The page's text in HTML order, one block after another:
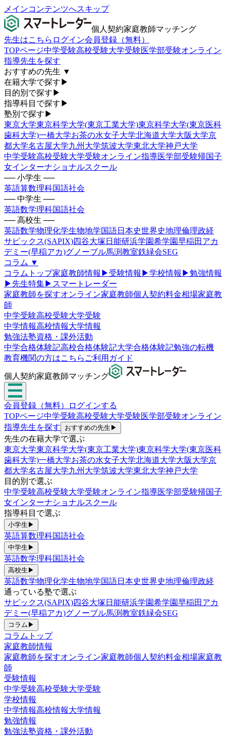
メインコンテンツへスキップ
個人契約家庭教師マッチング
先生はこちら ログイン会員登録（無料）
TOPページ中学受験高校受験大学受験医学部受験オンライン
指導先生を探す
おすすめの先生 ▼
在籍大学で探す ▶
目的別で探す ▶
指導科目で探す ▶
塾別で探す ▶
東京大学東京科学大学(東京工業大学)東京科学大学(東京医科
歯科大学)一橋大学お茶の水女子大学北海道大学大阪大学京
都大学名古屋大学九州大学筑波大学東北大学神戸大学
中学受験高校受験大学受験オンライン指導医学部受験帰国子
女インターナショナルスクール
── 小学生 ──
英語算数理科国語社会
── 中学生 ──
英語数学理科国語社会
── 高校生 ──
英語数学物理化学生物地学国語日本史世界史地理倫理政経
サピックス(SAPIX)四谷大塚 日能研浜学園希学園早稲田アカ
デミー(早稲アカ)グノーブル馬渕教室鉄緑会SEG
コラム ▼
コラムトップ家庭教師情報 ▶ 受験情報 ▶学校情報 ▶勉強情報
▶ 先生特集▶ スマートレーダー
家庭教師を探すオンライン家庭教師個人契約料金相場家庭教
師
中学受験高校受験大学受験
中学情報高校情報大学情報
勉強法塾資格・課外活動
中学合格体験記高校合格体験記大学合格体験記勉強の転機
教育機関の方はこちら ご利用ガイド
個人契約家庭教師マッチング
会員登録（無料）
ログインする
TOPページ中学受験高校受験大学受験医学部受験オンライン
指導先生を探す おすすめの先生 ▶
先生の在籍大学で選ぶ
東京大学東京科学大学(東京工業大学)東京科学大学(東京医科
歯科大学)一橋大学お茶の水女子大学北海道大学大阪大学京
都大学名古屋大学九州大学筑波大学東北大学神戸大学
目的別で選ぶ
中学受験高校受験大学受験オンライン指導医学部受験帰国子
女インターナショナルスクール
指導科目で選ぶ
小学生 ▶
英語算数理科国語社会
中学生 ▶
英語数学理科国語社会
高校生 ▶
英語数学物理化学生物地学国語日本史世界史地理倫理政経
通っている塾で選ぶ
サピックス(SAPIX)四谷大塚 日能研浜学園希学園早稲田アカ
デミー(早稲アカ)グノーブル馬渕教室鉄緑会SEG
コラム ▶
コラムトップ
家庭教師情報
家庭教師を探すオンライン家庭教師個人契約料金相場家庭教
師
受験情報
中学受験高校受験大学受験
学校情報
中学情報高校情報大学情報
勉強情報
勉強法塾資格・課外活動